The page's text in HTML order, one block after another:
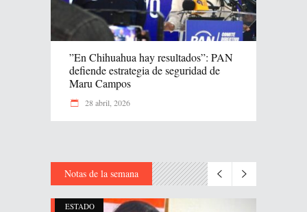
”En Chihuahua hay resultados”: PAN
defiende estrategia de seguridad de
Maru Campos
28 abril, 2026
Notas de la semana
ESTADO